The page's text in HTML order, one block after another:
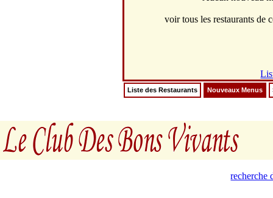
voir tous les restaurants de
Liste des Restaurants Nouveaux Menus
recherche